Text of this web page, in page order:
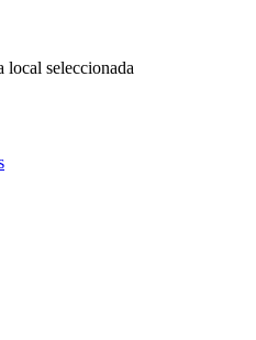
local seleccionada